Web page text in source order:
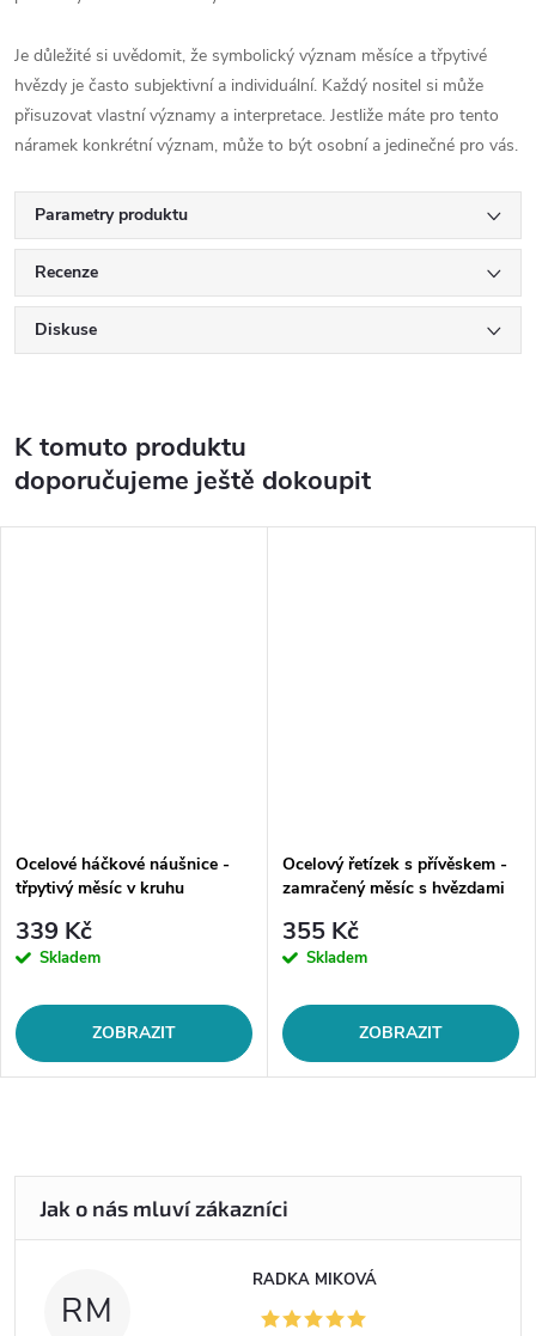
Je důležité si uvědomit, že symbolický význam měsíce a třpytivé
hvězdy je často subjektivní a individuální. Každý nositel si může
přisuzovat vlastní významy a interpretace. Jestliže máte pro tento
náramek konkrétní význam, může to být osobní a jedinečné pro vás.
Parametry produktu
Recenze
Diskuse
K tomuto produktu
doporučujeme ještě dokoupit
Ocelové háčkové náušnice -
třpytivý měsíc v kruhu
339 Kč
Skladem
ZOBRAZIT
Ocelový řetízek s přívěskem -
zamračený měsíc s hvězdami
355 Kč
Skladem
ZOBRAZIT
RM
RADKA MIKOVÁ